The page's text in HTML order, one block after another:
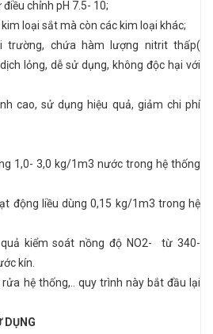
chỉnh pH 7.5- 10;
loại sắt mà còn các kim loại khác;
trường, chứa hàm lượng nitrit thấp(
lỏng, dễ sử dụng, không độc hại với
cao, sử dụng hiệu quả, giảm chi phí
1,0- 3,0 kg/1m3 nước trong hệ thống
động liều dùng 0,15 kg/1m3 trong hệ
kiểm soát nồng độ NO2- từ 340-
kín.
hệ thống,.. quy trình này bắt đầu lại
DỤNG